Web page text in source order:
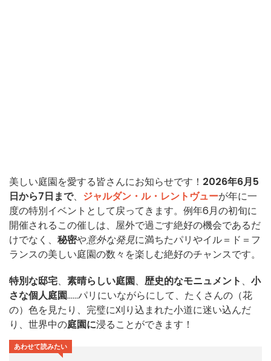
美しい庭園を愛する皆さんにお知らせです！ 2026年6月5
日から7日まで、 ジャルダン・ル・レントヴューが年に一
度の特別イベントとして戻ってきます。例年6月の初旬に
開催されるこの催しは、屋外で過ごす絶好の機会であるだ
けでなく、 秘密や意外な発見に満ちたパリやイル＝ド＝フ
ランスの美しい庭園の数々を楽しむ絶好のチャンスです。
特別な邸宅、 素晴らしい庭園、 歴史的なモニュメント 、 小
さな個人庭園......パリにいながらにして、たくさんの（花
の）色を見たり、完璧に刈り込まれた小道に迷い込んだ
り、世界中の庭園に浸ることができます！
あわせて読みたい